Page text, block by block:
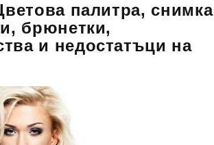
палитра, снимка
брюнетки,
и недостатъци на